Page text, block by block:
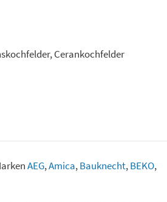
Cerankochfelder
AEG,Amica,Bauknecht,BEKO,